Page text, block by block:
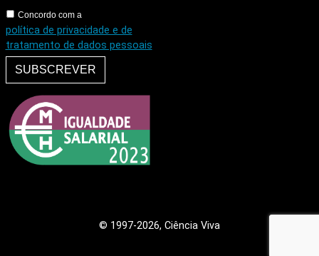
Concordo com a
política de privacidade e de
tratamento de dados pessoais
SUBSCREVER
© 1997-2026, Ciência Viva